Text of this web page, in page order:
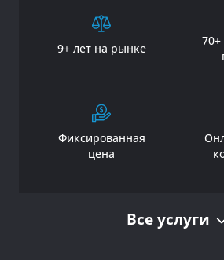
9+ лет на рынке
70+
Фиксированная
цена
Все услуги